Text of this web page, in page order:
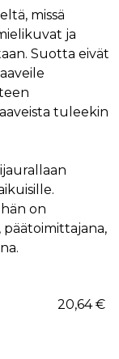
missä
ja
Suotta eivät
tuleekin
on
20,64 €